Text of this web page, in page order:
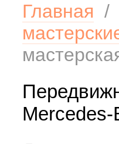
Главная
Mercedes-